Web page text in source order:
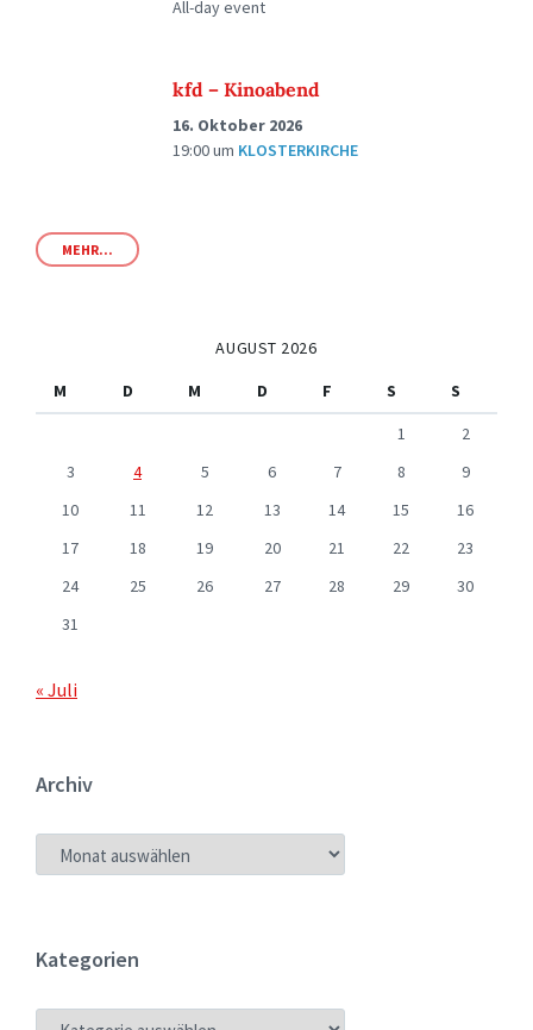
All-day event
kfd – Kinoabend
16. Oktober 2026
19:00um KLOSTERKIRCHE
MEHR...
AUGUST 2026
M
D M D F S
S
1
2
3
4 5 6 7 8
9
10
11 12 13 14 15
16
17
18 19 20 21 22
23
24
25 26 27 28 29
30
31
« Juli
Archiv
ARCHIV
Kategorien
KATEGORIEN